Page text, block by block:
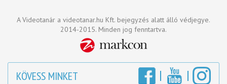
A Videotanár a videotanar.hu Kft. bejegyzés alatt álló védjegye.
2014-2015. Minden jog fenntartva.
KÖVESS MINKET